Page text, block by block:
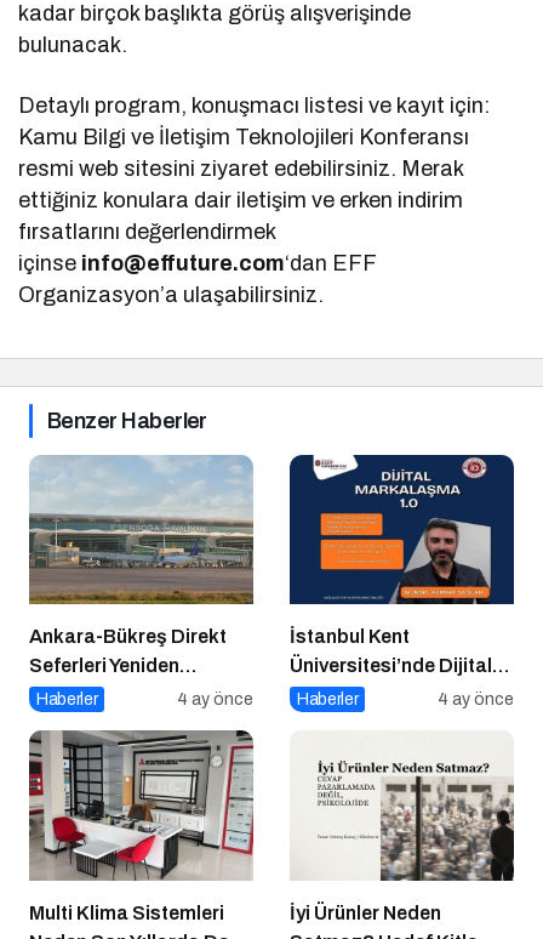
kadar birçok başlıkta görüş alışverişinde
bulunacak.
Detaylı program, konuşmacı listesi ve kayıt için:
Kamu Bilgi ve İletişim Teknolojileri Konferansı
resmi web sitesini ziyaret edebilirsiniz. Merak
ettiğiniz konulara dair iletişim ve erken indirim
fırsatlarını değerlendirmek
içinse info@effuture.com‘dan EFF
Organizasyon’a ulaşabilirsiniz.
Benzer Haberler
Ankara-Bükreş Direkt
Seferleri Yeniden
Başladı!
Haberler 4 ay önce
İstanbul Kent
Üniversitesi’nde Dijital
Markalaşma 1.0
Haberler 4 ay önce
Multi Klima Sistemleri
İyi Ürünler Neden